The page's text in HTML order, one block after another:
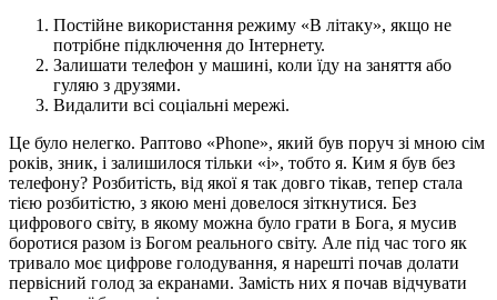
Постійне використання режиму «В літаку», якщо не
потрібне підключення до Інтернету.
Залишати телефон у машині, коли їду на заняття або
гуляю з друзями.
Видалити всі соціальні мережі.
Це було нелегко. Раптово «Phone», який був поруч зі мною сім
років, зник, і залишилося тільки «i», тобто я. Ким я був без
телефону? Розбитість, від якої я так довго тікав, тепер стала
тією розбитістю, з якою мені довелося зіткнутися. Без
цифрового світу, в якому можна було грати в Бога, я мусив
боротися разом із Богом реального світу. Але під час того як
тривало моє цифрове голодування, я нарешті почав долати
первісний голод за екранами. Замість них я почав відчувати